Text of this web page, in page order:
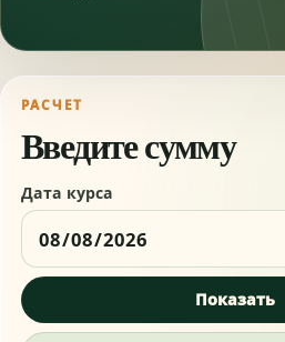
РАСЧЕТ
Введите сумму
Дата курса
Показать